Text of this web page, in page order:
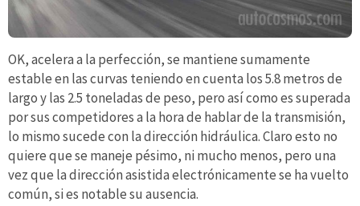
OK, acelera a la perfección, se mantiene sumamente
estable en las curvas teniendo en cuenta los 5.8 metros de
largo y las 2.5 toneladas de peso, pero así como es superada
por sus competidores a la hora de hablar de la transmisión,
lo mismo sucede con la dirección hidráulica. Claro esto no
quiere que se maneje pésimo, ni mucho menos, pero una
vez que la dirección asistida electrónicamente se ha vuelto
común, si es notable su ausencia.